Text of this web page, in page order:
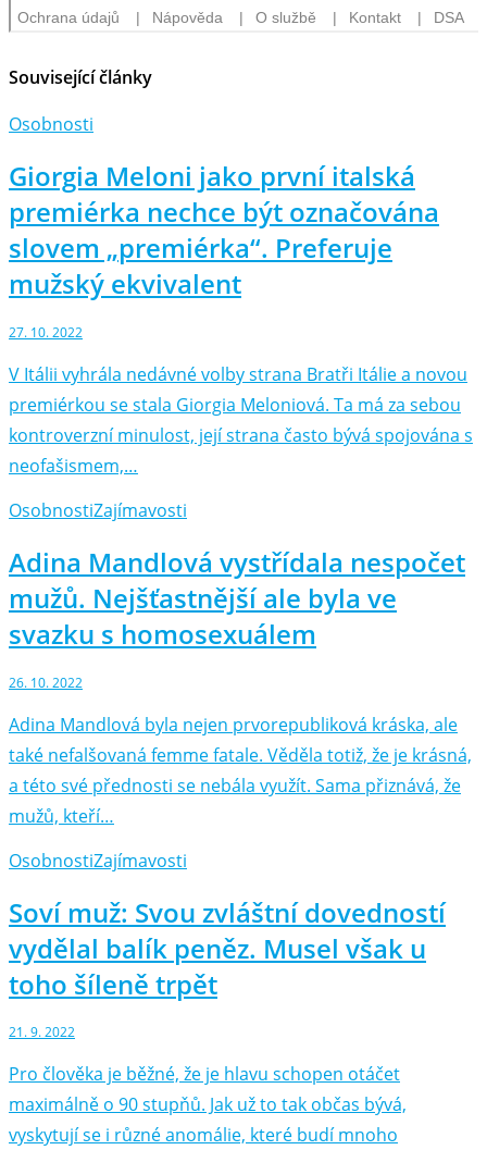
Související články
Osobnosti
Giorgia Meloni jako první italská
premiérka nechce být označována
slovem „premiérka“. Preferuje
mužský ekvivalent
27. 10. 2022
V Itálii vyhrála nedávné volby strana Bratři Itálie a novou
premiérkou se stala Giorgia Meloniová. Ta má za sebou
kontroverzní minulost, její strana často bývá spojována s
neofašismem,…
OsobnostiZajímavosti
Adina Mandlová vystřídala nespočet
mužů. Nejšťastnější ale byla ve
svazku s homosexuálem
26. 10. 2022
Adina Mandlová byla nejen prvorepubliková kráska, ale
také nefalšovaná femme fatale. Věděla totiž, že je krásná,
a této své přednosti se nebála využít. Sama přiznává, že
mužů, kteří…
OsobnostiZajímavosti
Soví muž: Svou zvláštní dovedností
vydělal balík peněz. Musel však u
toho šíleně trpět
21. 9. 2022
Pro člověka je běžné, že je hlavu schopen otáčet
maximálně o 90 stupňů. Jak už to tak občas bývá,
vyskytují se i různé anomálie, které budí mnoho